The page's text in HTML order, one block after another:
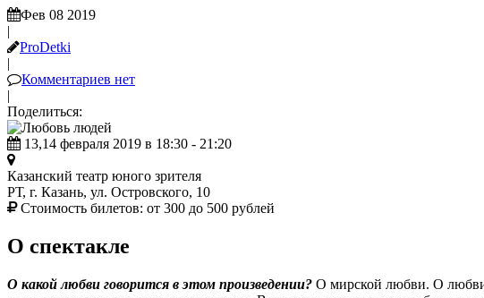
Фев 08 2019
|
ProDetki
|
Комментариев нет
|
Поделиться:
13,14 февраля 2019 в 18:30 - 21:20
Казанский театр юного зрителя
РТ, г. Казань, ул. Островского, 10
Стоимость билетов: от 300 до 500 рублей
О спектакле
О какой любви говорится в этом произведении? О мирской любви. О